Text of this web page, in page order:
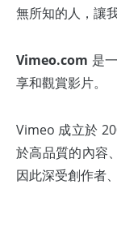
無所知的人，讓
Vimeo.com 是
享和觀賞影片。
Vimeo 成立於
於高品質的內容
因此深受創作者